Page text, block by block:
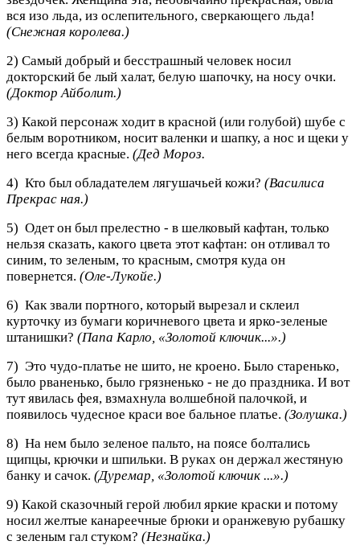
вся изо льда, из ослепительного, сверкающего льда!
(Снежная королева.)
2) Самый добрый и бесстрашный человек носил
докторский бе лый халат, белую шапочку, на носу очки.
(Доктор Айболит.)
3) Какой персонаж ходит в красной (или голубой) шубе с
белым воротником, носит валенки и шапку, а нос и щеки у
него всегда красные. (Дед Мороз.
4) Кто был обладателем лягушачьей кожи? (Василиса
Прекрас ная.)
5) Одет он был прелестно - в шелковый кафтан, только
нельзя сказать, какого цвета этот кафтан: он отливал то
синим, то зеленым, то красным, смотря куда он
повернется. (Оле-Лукойе.)
6) Как звали портного, который вырезал и склеил
курточку из бумаги коричневого цвета и ярко-зеленые
штанишки? (Папа Карло, «Золотой ключик...».)
7) Это чудо-платье не шито, не кроено. Было старенько,
было рваненько, было грязненько - не до праздника. И вот
тут явилась фея, взмахнула волшебной палочкой, и
появилось чудесное краси вое бальное платье. (Золушка.)
8) На нем было зеленое пальто, на поясе болтались
щипцы, крючки и шпильки. В руках он держал жестяную
банку и сачок. (Дуремар, «Золотой ключик ...».)
9) Какой сказочный герой любил яркие краски и потому
носил желтые канареечные брюки и оранжевую рубашку
с зеленым гал стуком? (Незнайка.)